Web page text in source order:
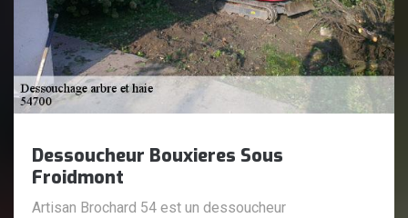
Dessoucheur Bouxieres Sous
Froidmont
Artisan Brochard 54 est un dessoucheur